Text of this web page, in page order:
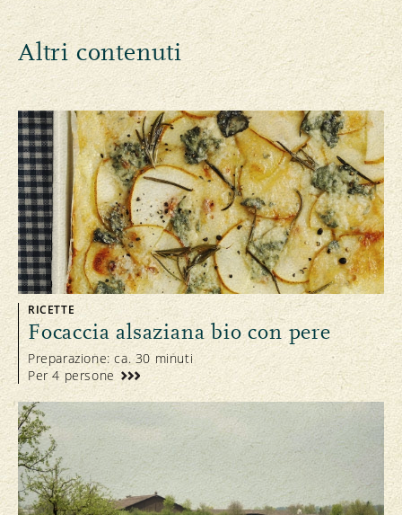
Altri contenuti
RICETTE
Focaccia alsaziana bio con pere
Preparazione: ca. 30 minuti
Per 4 persone